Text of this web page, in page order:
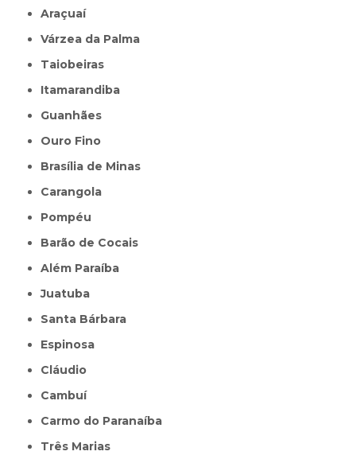
Araçuaí
Várzea da Palma
Taiobeiras
Itamarandiba
Guanhães
Ouro Fino
Brasília de Minas
Carangola
Pompéu
Barão de Cocais
Além Paraíba
Juatuba
Santa Bárbara
Espinosa
Cláudio
Cambuí
Carmo do Paranaíba
Três Marias